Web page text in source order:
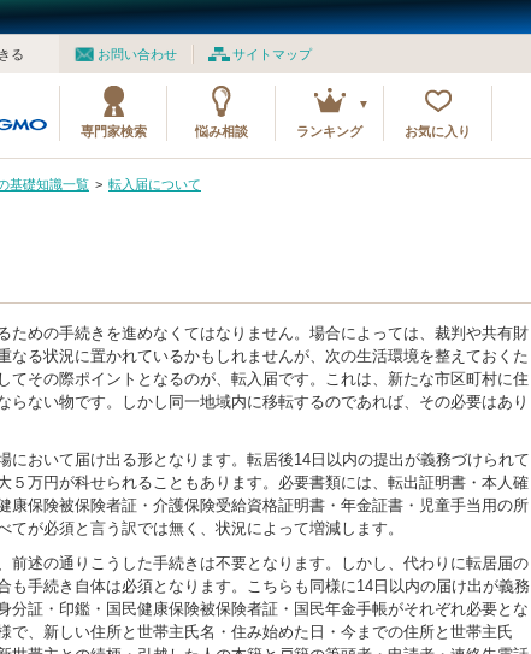
お問い合わせ サイトマップ
る
専門家検索 悩み相談 ランキング お気に入り
基礎知識一覧 転入届について
ための手続きを進めなくてはなりません。場合によっては、裁判や共有財
なる状況に置かれているかもしれませんが、次の生活環境を整えておくた
てその際ポイントとなるのが、転入届です。これは、新たな市区町村に住
らない物です。しかし同一地域内に移転するのであれば、その必要はあり
において届け出る形となります。転居後14日以内の提出が義務づけられて
５万円が科せられることもあります。必要書類には、転出証明書・本人確
康保険被保険者証・介護保険受給資格証明書・年金証書・児童手当用の所
が必須と言う訳では無く、状況によって増減します。
前述の通りこうした手続きは不要となります。しかし、代わりに転居届の
も手続き自体は必須となります。こちらも同様に14日以内の届け出が義務
分証・印鑑・国民健康保険被保険者証・国民年金手帳がそれぞれ必要とな
で、新しい住所と世帯主氏名・住み始めた日・今までの住所と世帯主氏